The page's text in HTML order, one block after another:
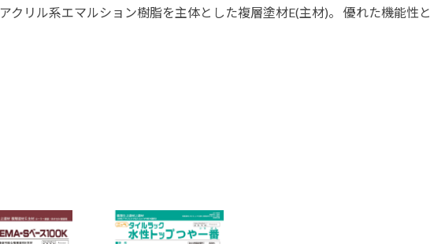
製品特集
ご利用にあたって 個人情報
クリル系エマルション樹脂を主体とした複層塗材E(主材)。 優れた機能性